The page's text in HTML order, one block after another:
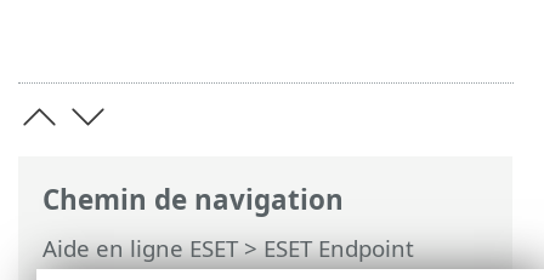
Chemin de navigation
Aide en ligne ESET>ESET Endpoint